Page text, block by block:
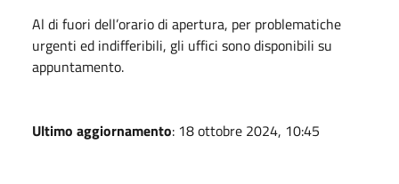
Al di fuori dell’orario di apertura, per problematiche
urgenti ed indifferibili, gli uffici sono disponibili su
appuntamento.
Ultimo aggiornamento: 18 ottobre 2024, 10:45